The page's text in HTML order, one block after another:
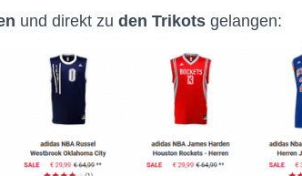
und direkt zu den Trikots gelangen: